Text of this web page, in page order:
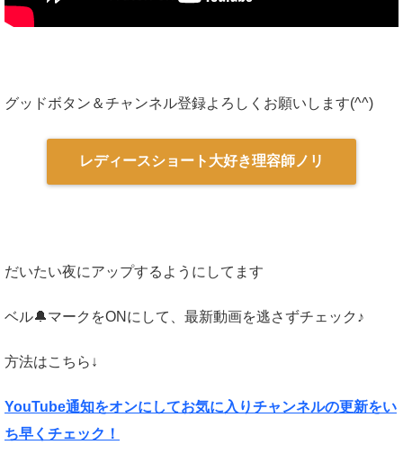
グッドボタン＆チャンネル登録よろしくお願いします(^^)
レディースショート大好き理容師ノリ
だいたい夜にアップするようにしてます
ベル🔔マークをONにして、最新動画を逃さずチェック♪
方法はこちら↓
YouTube通知をオンにしてお気に入りチャンネルの更新をい
ち早くチェック！